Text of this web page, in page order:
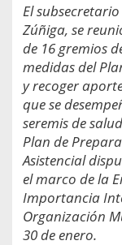
El
Zúñiga, se
de 16 gremios
medidas del
y recoger
que se
seremis de
Plan de
Asistencial
el marco de la
Importancia
Organización
30 de enero.